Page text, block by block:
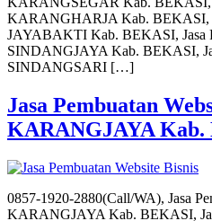
KARANGHARJA Kab. BEKASI,
JAYABAKTI Kab. BEKASI, Jasa
SINDANGJAYA Kab. BEKASI,
SINDANGSARI […]
Jasa Pembuatan
KARANGJAYA Kab.
0857-1920-2880(Call/WA), Jasa
KARANGJAYA Kab. BEKASI,